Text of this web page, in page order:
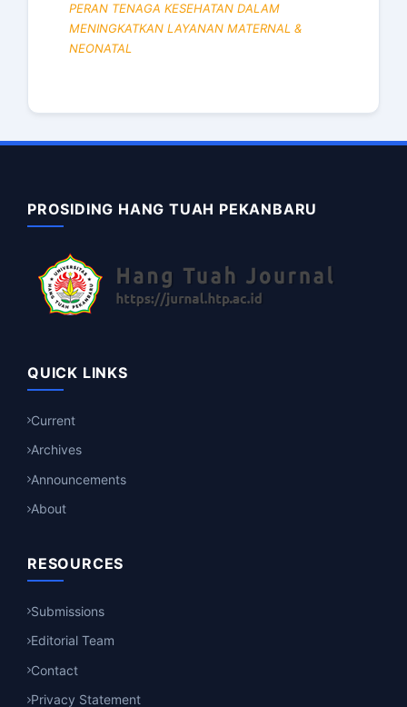
PERAN TENAGA KESEHATAN DALAM
MENINGKATKAN LAYANAN MATERNAL &
NEONATAL
PROSIDING HANG TUAH PEKANBARU
QUICK LINKS
Current
Archives
Announcements
About
RESOURCES
Submissions
Editorial Team
Contact
Privacy Statement